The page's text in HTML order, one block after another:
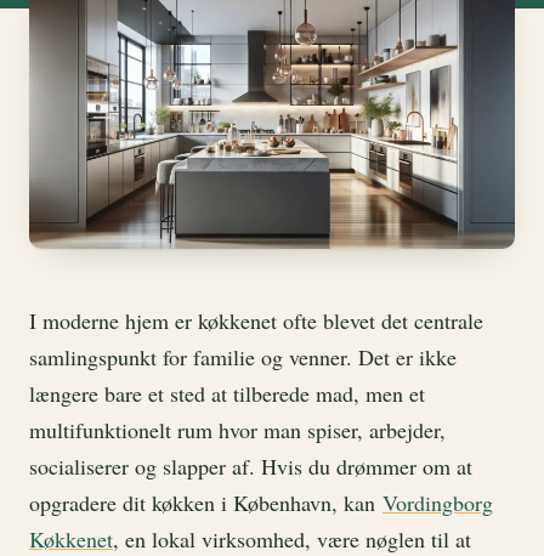
I moderne hjem er køkkenet ofte blevet det centrale
samlingspunkt for familie og venner. Det er ikke
længere bare et sted at tilberede mad, men et
multifunktionelt rum hvor man spiser, arbejder,
socialiserer og slapper af. Hvis du drømmer om at
opgradere dit køkken i København, kan Vordingborg
Køkkenet, en lokal virksomhed, være nøglen til at